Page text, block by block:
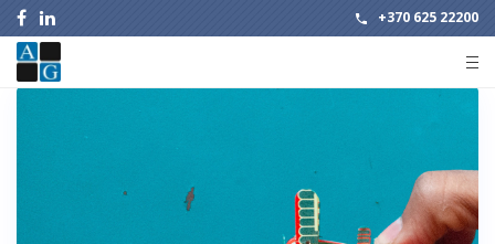
+370 625 22200